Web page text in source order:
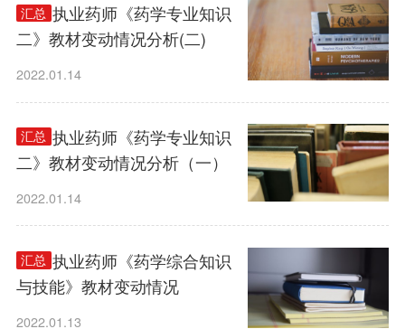
汇总
2022执业药师《药学专业知识
二》教材变动情况分析(二)
2022.01.14
汇总
2022执业药师《药学专业知识
二》教材变动情况分析（一）
2022.01.14
汇总
2022执业药师《药学综合知识
与技能》教材变动情况
2022.01.13